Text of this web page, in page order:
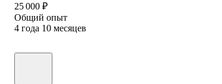
25 000 ₽
Общий опыт
4 года 10 месяцев